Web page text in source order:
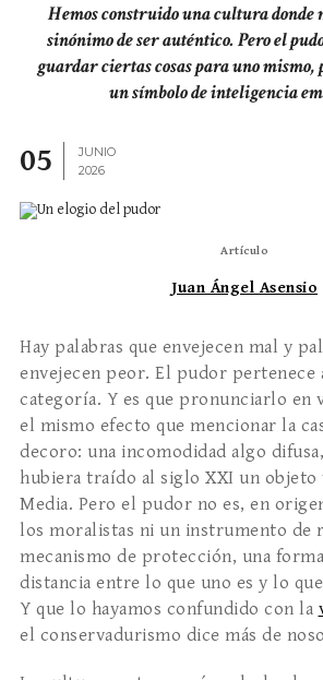
Hemos construido una cultura donde
sinónimo de ser auténtico. Pero el
guardar ciertas cosas para uno mismo,
un símbolo de inteligencia
05
JUNIO
2026
Artículo
Juan Ángel Asensio
Hay palabras que envejecen mal y
envejecen peor. El pudor pertenece
categoría. Y es que pronunciarlo en
el mismo efecto que mencionar la
decoro: una incomodidad algo
hubiera traído al siglo XXI un objeto
Media. Pero el pudor no es, en
los moralistas ni un instrumento de
mecanismo de protección, una
distancia entre lo que uno es y lo
Y que lo hayamos confundido con la
el conservadurismo dice más de